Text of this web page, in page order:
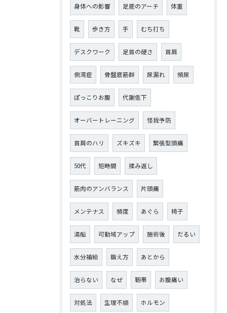
身体への影響 足底のアーチ 体重
靴 歩き方 手 むち打ち
デスクワーク 足首の硬さ 首肩
側湾症 骨盤底筋群 尿漏れ 頻尿
ぽっこりお腹 代謝低下
オーバートレーニング 怪我予防
首肩のハリ ズキズキ 緊張型頭痛
50代 短時間 揉み返し
筋肉のアンバランス 片頭痛
メンテナス 頻度 あぐら 椅子
湯船 可動域アップ 施術後 だるい
水分補給 鍛え方 あとから
治らない なぜ 靭帯 お腹痛い
対処法 生理不順 ホルモン